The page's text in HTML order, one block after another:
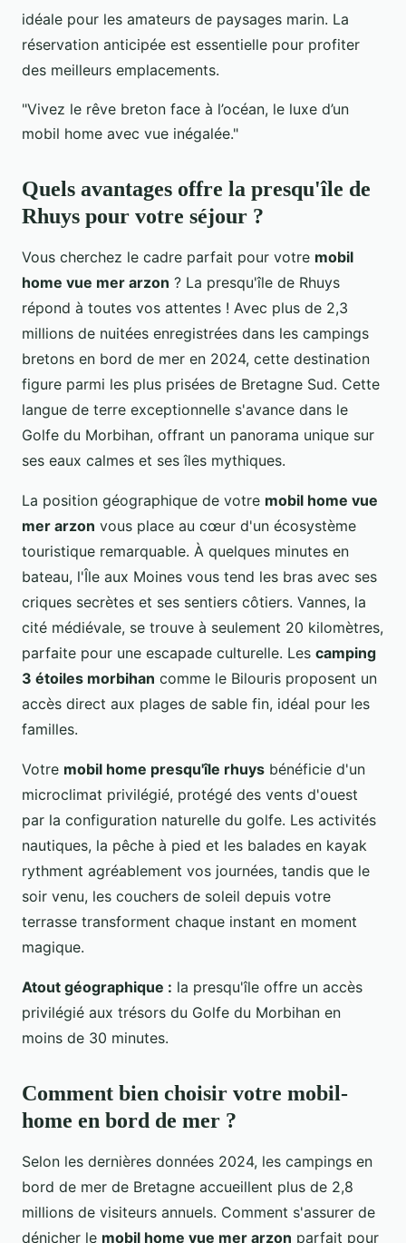
idéale pour les amateurs de paysages marin. La
réservation anticipée est essentielle pour profiter
des meilleurs emplacements.
"Vivez le rêve breton face à l’océan, le luxe d’un
mobil home avec vue inégalée."
Quels avantages offre la presqu'île de
Rhuys pour votre séjour ?
Vous cherchez le cadre parfait pour votre mobil
home vue mer arzon ? La presqu'île de Rhuys
répond à toutes vos attentes ! Avec plus de 2,3
millions de nuitées enregistrées dans les campings
bretons en bord de mer en 2024, cette destination
figure parmi les plus prisées de Bretagne Sud. Cette
langue de terre exceptionnelle s'avance dans le
Golfe du Morbihan, offrant un panorama unique sur
ses eaux calmes et ses îles mythiques.
La position géographique de votre mobil home vue
mer arzon vous place au cœur d'un écosystème
touristique remarquable. À quelques minutes en
bateau, l'Île aux Moines vous tend les bras avec ses
criques secrètes et ses sentiers côtiers. Vannes, la
cité médiévale, se trouve à seulement 20 kilomètres,
parfaite pour une escapade culturelle. Les camping
3 étoiles morbihan comme le Bilouris proposent un
accès direct aux plages de sable fin, idéal pour les
familles.
Votre mobil home presqu'île rhuys bénéficie d'un
microclimat privilégié, protégé des vents d'ouest
par la configuration naturelle du golfe. Les activités
nautiques, la pêche à pied et les balades en kayak
rythment agréablement vos journées, tandis que le
soir venu, les couchers de soleil depuis votre
terrasse transforment chaque instant en moment
magique.
Atout géographique : la presqu'île offre un accès
privilégié aux trésors du Golfe du Morbihan en
moins de 30 minutes.
Comment bien choisir votre mobil-
home en bord de mer ?
Selon les dernières données 2024, les campings en
bord de mer de Bretagne accueillent plus de 2,8
millions de visiteurs annuels. Comment s'assurer de
dénicher le mobil home vue mer arzon parfait pour